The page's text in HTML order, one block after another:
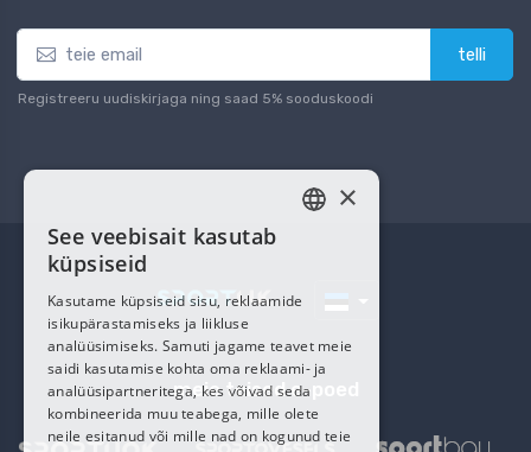
telli
Registreeru uudiskirjaga ning saad 5% sooduskoodi
meie teised e-poed
×
See veebisait kasutab
küpsiseid
Kasutame küpsiseid sisu, reklaamide
isikupärastamiseks ja liikluse
analüüsimiseks. Samuti jagame teavet meie
saidi kasutamise kohta oma reklaami- ja
analüüsipartneritega, kes võivad seda
kombineerida muu teabega, mille olete
neile esitanud või mille nad on kogunud teie